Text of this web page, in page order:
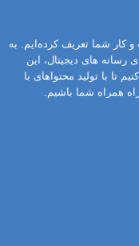
کار شما تعریف کرده‌ایم. به
های دیجیتال، این
تا با تولید محتواهای با
همراه شما باشیم.